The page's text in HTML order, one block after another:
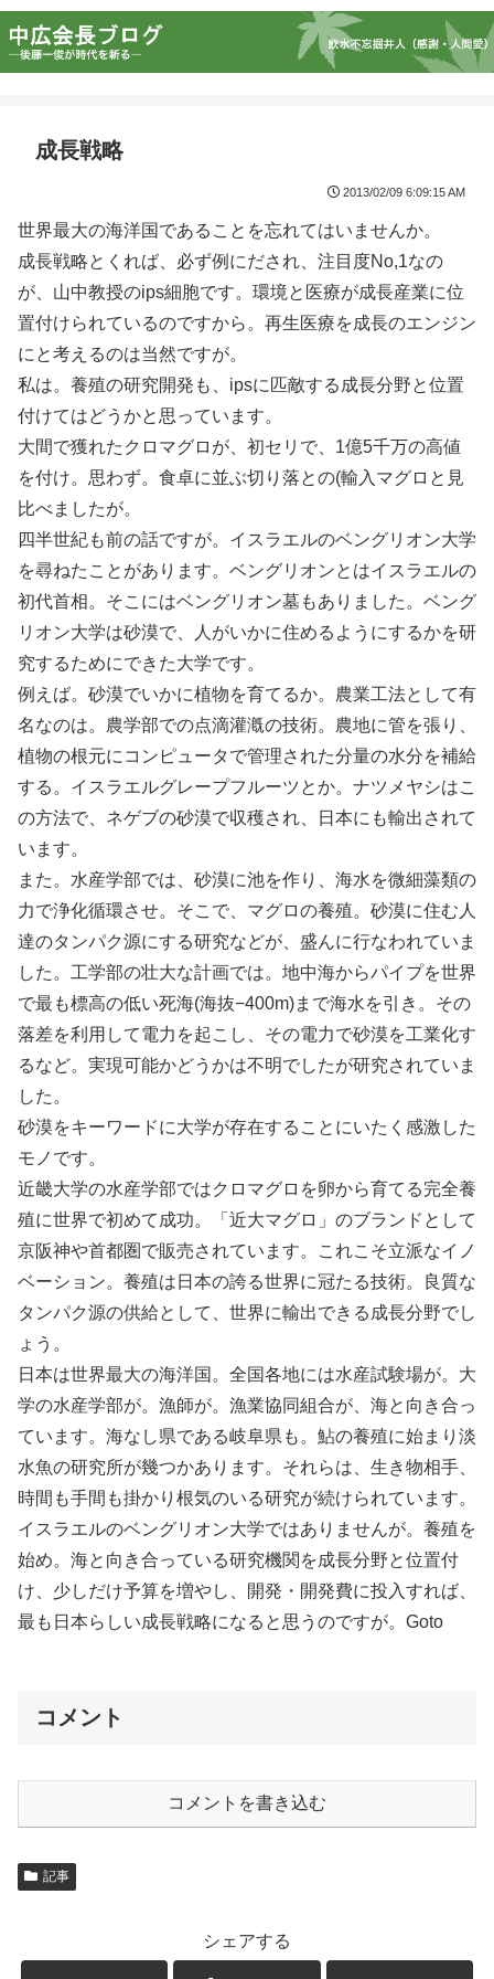
成長戦略
2013/02/09 6:09:15 AM
世界最大の海洋国であることを忘れてはいませんか。
成長戦略とくれば、必ず例にだされ、注目度No,1なの
が、山中教授のips細胞です。環境と医療が成長産業に位
置付けられているのですから。再生医療を成長のエンジン
にと考えるのは当然ですが。
私は。養殖の研究開発も、ipsに匹敵する成長分野と位置
付けてはどうかと思っています。
大間で獲れたクロマグロが、初セリで、1億5千万の高値
を付け。思わず。食卓に並ぶ切り落との(輸入マグロと見
比べましたが。
四半世紀も前の話ですが。イスラエルのベングリオン大学
を尋ねたことがあります。ベングリオンとはイスラエルの
初代首相。そこにはベングリオン墓もありました。ベング
リオン大学は砂漠で、人がいかに住めるようにするかを研
究するためにできた大学です。
例えば。砂漠でいかに植物を育てるか。農業工法として有
名なのは。農学部での点滴灌漑の技術。農地に管を張り、
植物の根元にコンピュータで管理された分量の水分を補給
する。イスラエルグレープフルーツとか。ナツメヤシはこ
の方法で、ネゲブの砂漠で収穫され、日本にも輸出されて
います。
また。水産学部では、砂漠に池を作り、海水を微細藻類の
力で浄化循環させ。そこで、マグロの養殖。砂漠に住む人
達のタンパク源にする研究などが、盛んに行なわれていま
した。工学部の壮大な計画では。地中海からパイプを世界
で最も標高の低い死海(海抜−400m)まで海水を引き。その
落差を利用して電力を起こし、その電力で砂漠を工業化す
るなど。実現可能かどうかは不明でしたが研究されていま
した。
砂漠をキーワードに大学が存在することにいたく感激した
モノです。
近畿大学の水産学部ではクロマグロを卵から育てる完全養
殖に世界で初めて成功。「近大マグロ」のブランドとして
京阪神や首都圏で販売されています。これこそ立派なイノ
ベーション。養殖は日本の誇る世界に冠たる技術。良質な
タンパク源の供給として、世界に輸出できる成長分野でし
ょう。
日本は世界最大の海洋国。全国各地には水産試験場が。大
学の水産学部が。漁師が。漁業協同組合が、海と向き合っ
ています。海なし県である岐阜県も。鮎の養殖に始まり淡
水魚の研究所が幾つかあります。それらは、生き物相手、
時間も手間も掛かり根気のいる研究が続けられています。
イスラエルのベングリオン大学ではありませんが。養殖を
始め。海と向き合っている研究機関を成長分野と位置付
け、少しだけ予算を増やし、開発・開発費に投入すれば、
最も日本らしい成長戦略になると思うのですが。Goto
コメント
コメントを書き込む
記事
シェアする